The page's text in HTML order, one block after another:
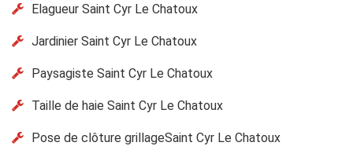
Elagueur Saint Cyr Le Chatoux
Jardinier Saint Cyr Le Chatoux
Paysagiste Saint Cyr Le Chatoux
Taille de haie Saint Cyr Le Chatoux
Pose de clôture grillageSaint Cyr Le Chatoux